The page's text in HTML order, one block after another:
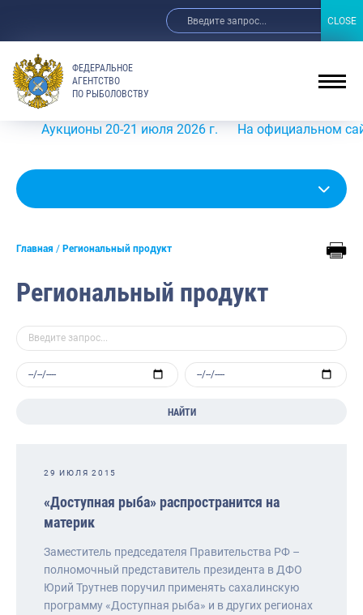
ФЕДЕРАЛЬНОЕ
АГЕНТСТВО
ПО РЫБОЛОВСТВУ
Аукционы 20-21 июля 2026 г. На официальном сайте
Главная Региональный продукт
Региональный продукт
НАЙТИ
29 ИЮЛЯ 2015
«Доступная рыба» распространится на
материк
Заместитель председателя Правительства РФ –
полномочный представитель президента в ДФО
Юрий Трутнев поручил применять сахалинскую
программу «Доступная рыба» и в других регионах
CLOSE
CLOSE